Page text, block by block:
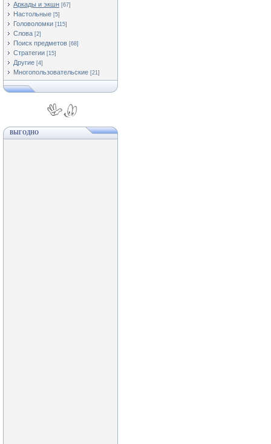
Аркады и экшн [67]
Настольные [5]
Головоломки [115]
Слова [2]
Поиск предметов [68]
Стратегии [15]
Другие [4]
Многопользовательские [21]
ВЫГОДНО